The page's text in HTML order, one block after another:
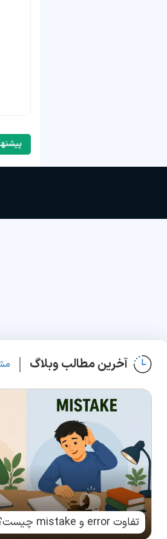
آخرین مطالب وبلاگ
تفاوت error و mistake چیست؟